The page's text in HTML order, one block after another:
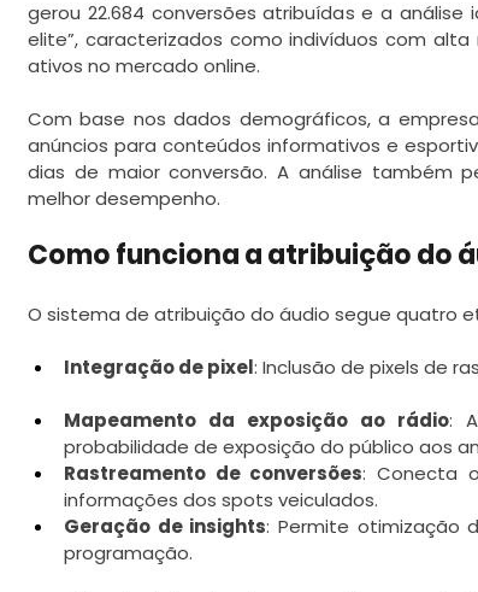
gerou 22.684 conversões atribuídas e a
elite”, caracterizados como indivíduos com
ativos no mercado online.
Com base nos dados demográficos, a
anúncios para conteúdos informativos e
dias de maior conversão. A análise também
melhor desempenho.
Como funciona a atribuição do
O sistema de atribuição do áudio segue quatro
Integração de pixel: Inclusão de pixels de
Mapeamento da exposição ao rádio:
probabilidade de exposição do público aos
Rastreamento de conversões: Conecta
informações dos spots veiculados.
Geração de insights: Permite otimização
programação.